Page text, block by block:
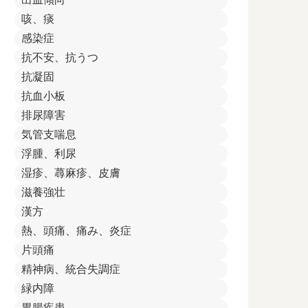
咳、痰
感染症
抗不安、抗うつ
抗凝固
抗血小板
排尿障害
気管支喘息
浮腫、利尿
湿疹、蕁麻疹、皮膚
滋養強壮
漢方
熱、頭痛、痛み、炎症
片頭痛
精神病、統合失調症
緑内障